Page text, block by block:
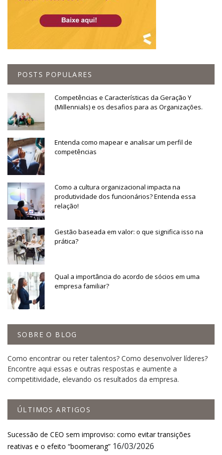
POSTS POPULARES
Competências e Características da Geração Y
(Millennials) e os desafios para as Organizações.
Entenda como mapear e analisar um perfil de
competências
Como a cultura organizacional impacta na
produtividade dos funcionários? Entenda essa
relação!
Gestão baseada em valor: o que significa isso na
prática?
Qual a importância do acordo de sócios em uma
empresa familiar?
SOBRE O BLOG
Como encontrar ou reter talentos? Como desenvolver líderes?
Encontre aqui essas e outras respostas e aumente a
competitividade, elevando os resultados da empresa.
ÚLTIMOS ARTIGOS
Sucessão de CEO sem improviso: como evitar transições
reativas e o efeito “boomerang” 16/03/2026